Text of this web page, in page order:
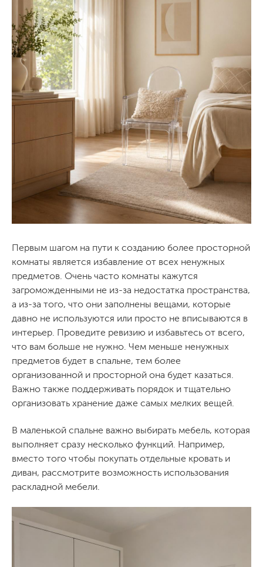
Первым шагом на пути к созданию более просторной
комнаты является избавление от всех ненужных
предметов. Очень часто комнаты кажутся
загроможденными не из-за недостатка пространства,
а из-за того, что они заполнены вещами, которые
давно не используются или просто не вписываются в
интерьер. Проведите ревизию и избавьтесь от всего,
что вам больше не нужно. Чем меньше ненужных
предметов будет в спальне, тем более
организованной и просторной она будет казаться.
Важно также поддерживать порядок и тщательно
организовать хранение даже самых мелких вещей.
В маленькой спальне важно выбирать мебель, которая
выполняет сразу несколько функций. Например,
вместо того чтобы покупать отдельные кровать и
диван, рассмотрите возможность использования
раскладной мебели.